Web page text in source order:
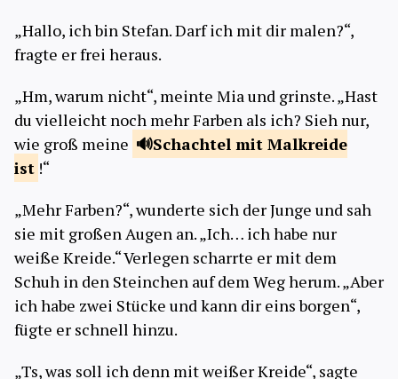
„Hallo, ich bin Stefan. Darf ich mit dir malen?“,
fragte er frei heraus.
„Hm, warum nicht“, meinte Mia und grinste. „Hast
du vielleicht noch mehr Farben als ich? Sieh nur,
wie groß meine
Schachtel mit Malkreide
ist !“
„Mehr Farben?“, wunderte sich der Junge und sah
sie mit großen Augen an. „Ich… ich habe nur
weiße Kreide.“ Verlegen scharrte er mit dem
Schuh in den Steinchen auf dem Weg herum. „Aber
ich habe zwei Stücke und kann dir eins borgen“,
fügte er schnell hinzu.
„Ts, was soll ich denn mit weißer Kreide“, sagte